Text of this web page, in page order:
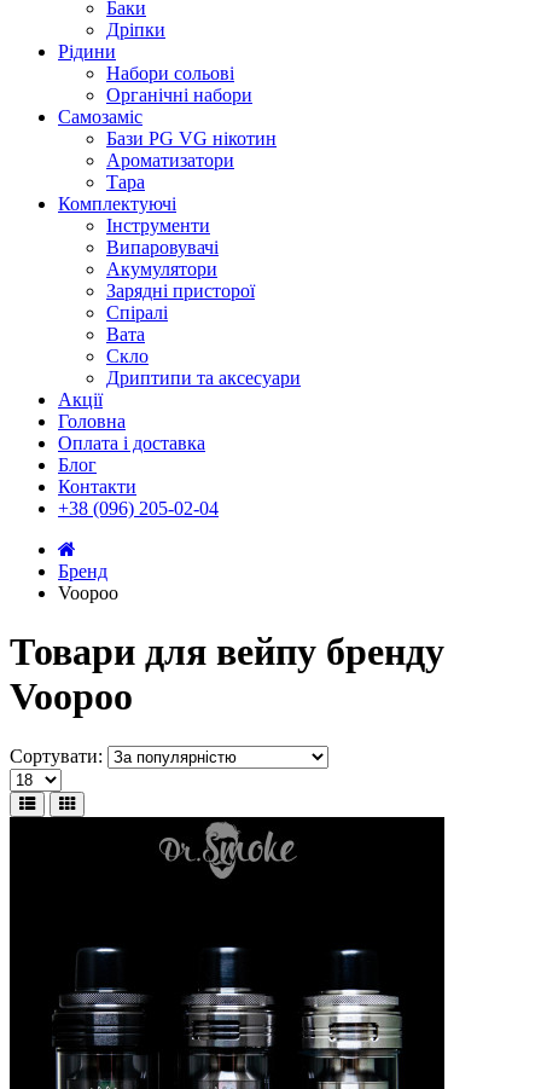
Баки
Дріпки
Рідини
Набори сольові
Органічні набори
Самозаміс
Бази PG VG нікотин
Ароматизатори
Тара
Комплектуючі
Інструменти
Випаровувачі
Акумулятори
Зарядні присторої
Спіралі
Вата
Скло
Дриптипи та аксесуари
Акції
Головна
Оплата і доставка
Блог
Контакти
+38 (096) 205-02-04
Бренд
Voopoo
Товари для вейпу бренду
Voopoo
Сортувати: